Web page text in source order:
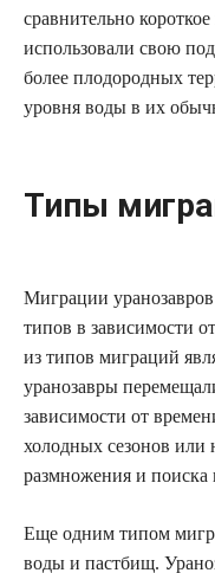
сравнительно
использовали свою
более плодородных
уровня воды в их
Типы
Миграции
типов в зависимости
из типов миграций
уранозавры
зависимости от
холодных сезонов или
размножения и
Еще одним типом
воды и пастбищ.